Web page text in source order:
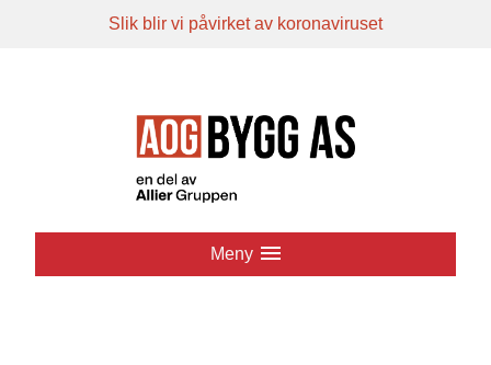
Slik blir vi påvirket av koronaviruset
Meny